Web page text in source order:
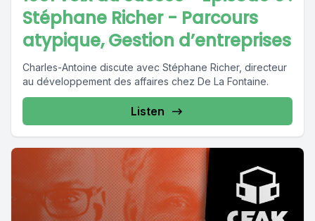
Stéphane Richer - Parcours
atypique, Gestion d’entreprises
Charles-Antoine discute avec Stéphane Richer, directeur
au développement des affaires chez De La Fontaine.
Listen